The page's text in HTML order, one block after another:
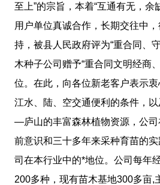
至上”的宗旨，本着“互通有无，余
用户单位真诚合作，长期交往中
持，被县人民政府评为“重合同、
木种子公司赠予“重合同文明经商
位。在此，向各位新老客户表示
江水、陆、空交通便利的条件，
—庐山的丰富森林植物资源，公司
前意识和三十多年来采种育苗的
司在本行业中的*地位。公司每年
200多种，现有苗木基地300多亩,